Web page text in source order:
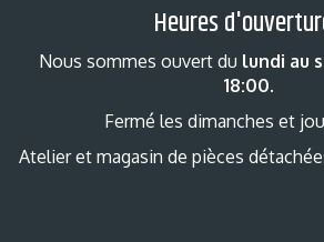
Heures
Nous sommes ouvert du lundi au
18:00.
Fermé les dimanches et
Atelier et magasin de pièces